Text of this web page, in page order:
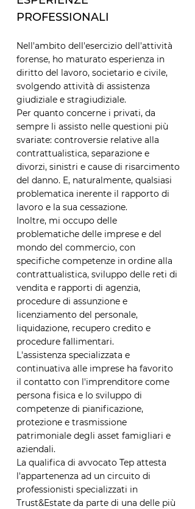
PROFESSIONALI
Nell'ambito dell'esercizio dell'attività
forense, ho maturato esperienza in
diritto del lavoro, societario e civile,
svolgendo attività di assistenza
giudiziale e stragiudiziale.
Per quanto concerne i privati, da
sempre li assisto nelle questioni più
svariate: controversie relative alla
contrattualistica, separazione e
divorzi, sinistri e cause di risarcimento
del danno. E, naturalmente, qualsiasi
problematica inerente il rapporto di
lavoro e la sua cessazione.
Inoltre, mi occupo delle
problematiche delle imprese e del
mondo del commercio, con
specifiche competenze in ordine alla
contrattualistica, sviluppo delle reti di
vendita e rapporti di agenzia,
procedure di assunzione e
licenziamento del personale,
liquidazione, recupero credito e
procedure fallimentari.
L'assistenza specializzata e
continuativa alle imprese ha favorito
il contatto con l'imprenditore come
persona fisica e lo sviluppo di
competenze di pianificazione,
protezione e trasmissione
patrimoniale degli asset famigliari e
aziendali.
La qualifica di avvocato Tep attesta
l'appartenenza ad un circuito di
professionisti specializzati in
Trust&Estate da parte di una delle più